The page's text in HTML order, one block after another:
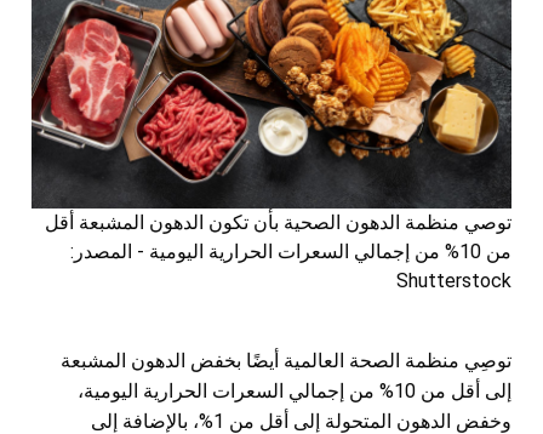
توصي منظمة الدهون الصحية بأن تكون الدهون المشبعة أقل
من 10% من إجمالي السعرات الحرارية اليومية - المصدر:
Shutterstock
توصِي منظمة الصحة العالمية أيضًا بخفض الدهون المشبعة
إلى أقل من 10% من إجمالي السعرات الحرارية اليومية،
وخفض الدهون المتحولة إلى أقل من 1%، بالإضافة إلى